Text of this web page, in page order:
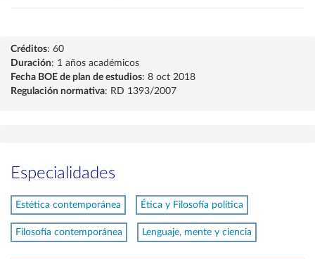
Créditos: 60
Duración: 1 años académicos
Fecha BOE de plan de estudios: 8 oct 2018
Regulación normativa: RD 1393/2007
Especialidades
Estética contemporánea Ética y Filosofía política
Filosofía contemporánea Lenguaje, mente y ciencia